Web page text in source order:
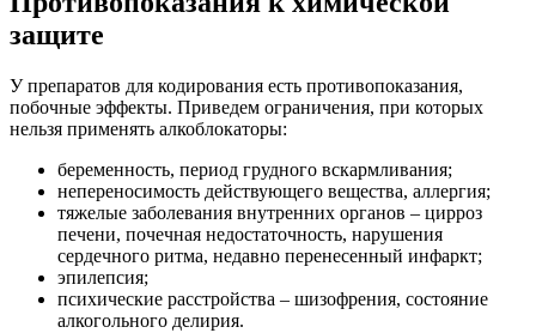
защите
У препаратов для кодирования есть противопоказания,
побочные эффекты. Приведем ограничения, при которых
нельзя применять алкоблокаторы:
беременность, период грудного вскармливания;
непереносимость действующего вещества, аллергия;
тяжелые заболевания внутренних органов – цирроз
печени, почечная недостаточность, нарушения
сердечного ритма, недавно перенесенный инфаркт;
эпилепсия;
психические расстройства – шизофрения, состояние
алкогольного делирия.